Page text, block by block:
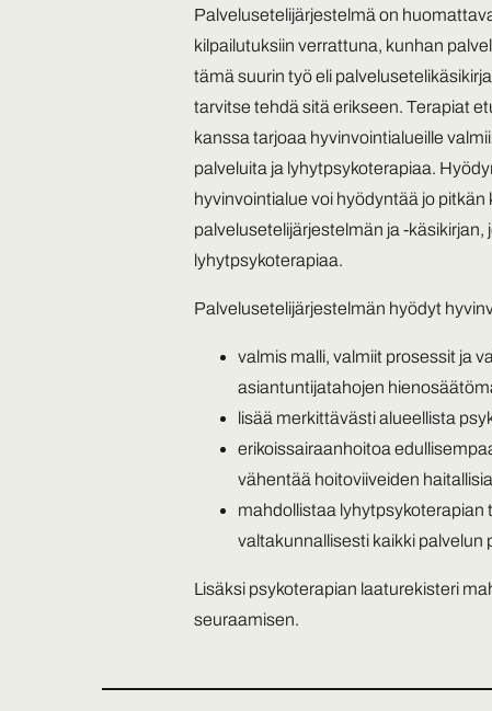
Palvelusetelijärjestelmä on
kilpailutuksiin verrattuna, kunhan
tämä suurin työ eli
tarvitse tehdä sitä erikseen. Terapiat
kanssa tarjoaa hyvinvointialueille
palveluita ja lyhytpsykoterapiaa.
hyvinvointialue voi hyödyntää jo
palvelusetelijärjestelmän ja -
lyhytpsykoterapiaa.
Palvelusetelijärjestelmän hyödyt
valmis malli, valmiit prosessit ja
asiantuntijatahojen
lisää merkittävästi alueellista
erikoissairaanhoitoa
vähentää hoitoviiveiden
mahdollistaa
valtakunnallisesti kaikki
Lisäksi psykoterapian laaturekisteri
seuraamisen.